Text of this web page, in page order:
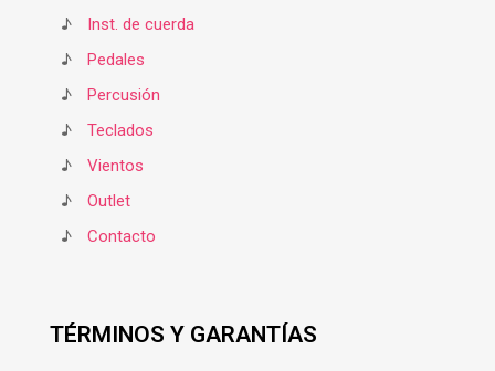
♪
Inst. de cuerda
♪
Pedales
♪
Percusión
♪
Teclados
♪
Vientos
♪
Outlet
♪
Contacto
TÉRMINOS Y GARANTÍAS